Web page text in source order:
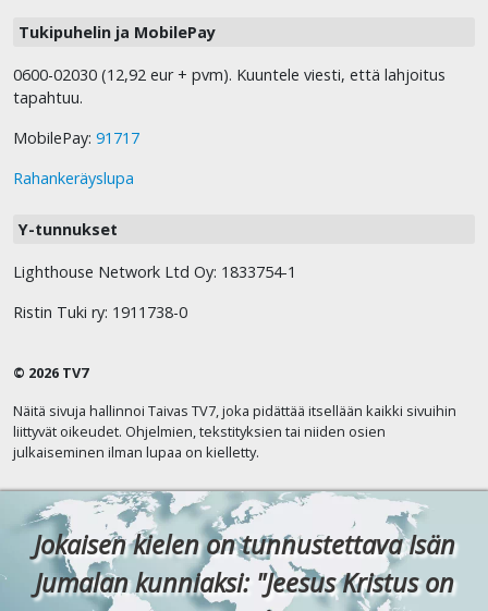
Tukipuhelin ja MobilePay
0600-02030 (12,92 eur + pvm). Kuuntele viesti, että lahjoitus
tapahtuu.
MobilePay: 91717
Rahankeräyslupa
Y-tunnukset
Lighthouse Network Ltd Oy: 1833754-1
Ristin Tuki ry: 1911738-0
© 2026 TV7
Näitä sivuja hallinnoi Taivas TV7, joka pidättää itsellään kaikki sivuihin
liittyvät oikeudet. Ohjelmien, tekstityksien tai niiden osien
julkaiseminen ilman lupaa on kielletty.
Jokaisen kielen on tunnustettava Isän
Jumalan kunniaksi: "Jeesus Kristus on